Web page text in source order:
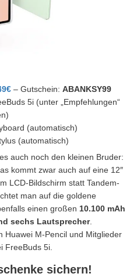
– Gutschein: ABANKSY99
5i (unter „Empfehlungen“
(automatisch)
(automatisch)
auch noch den kleinen Bruder:
kommt zwar auch auf eine 12″
LCD-Bildschirm statt Tandem-
man auf die goldene
einen großen 10.100 mAh
sechs Lautsprecher.
Huawei M-Pencil und Mitglieder
FreeBuds 5i.
sichern!